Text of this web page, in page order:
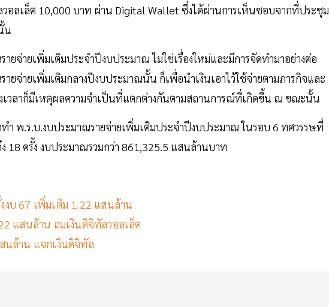
วอลเล็ต 10,000 บาท ผ่าน Digital Wallet ซึ่งได้ผ่านการเห็นชอบจากที่ประชุม
น
จ่ายเพิ่มเติมประจำปีงบประมาณ ไม่ใช่เรื่องใหม่และมีการจัดทำมาอย่างต่อ
ยจ่ายเพิ่มเติมกลางปีงบประมาณนั้น ก็เพื่อนำเงินเอาไว้ใช้จ่ายตามภารกิจและ
เวลาก็มีเหตุผลความจำเป็นที่แตกต่างกันตามสถานการณ์ที่เกิดขึ้น ณ ขณะนั้น
ทำ พ.ร.บ.งบประมาณรายจ่ายเพิ่มเติมประจำปีงบประมาณ ในรอบ 6 ทศวรรษที่
18 ครั้ง งบประมาณรวมกว่า 861,325.5 แสนล้านบาท
งบ 67 เพิ่มเติม 1.22 แสนล้าน
แสนล้าน ถมเงินดิจิทัลวอลเล็ต
นล้าน แจกเงินดิจิทัล